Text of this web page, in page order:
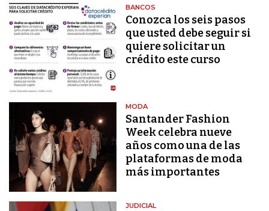
BANCOS
Conozca los seis pasos
que usted debe seguir si
quiere solicitar un
crédito este curso
MODA
Santander Fashion
Week celebra nueve
años como una de las
plataformas de moda
más importantes
JUDICIAL